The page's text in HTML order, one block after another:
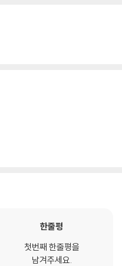
한줄평
첫번째 한줄평을
남겨주세요.